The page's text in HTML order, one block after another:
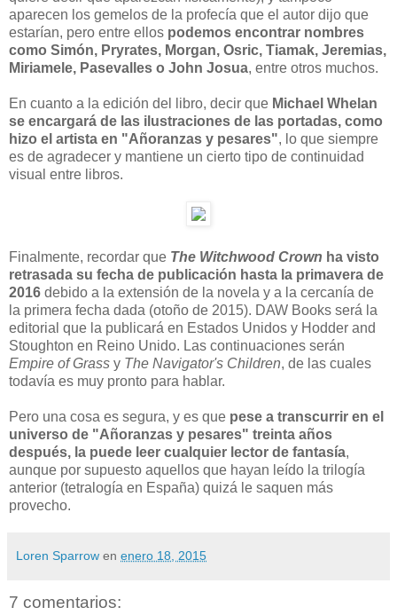
aparecen los gemelos de la profecía que el autor dijo que
estarían, pero entre ellos podemos encontrar nombres
como Simón, Pryrates, Morgan, Osric, Tiamak, Jeremias,
Miriamele, Pasevalles o John Josua, entre otros muchos.
En cuanto a la edición del libro, decir que Michael Whelan
se encargará de las ilustraciones de las portadas, como
hizo el artista en "Añoranzas y pesares", lo que siempre
es de agradecer y mantiene un cierto tipo de continuidad
visual entre libros.
Finalmente, recordar que The Witchwood Crown ha visto
retrasada su fecha de publicación hasta la primavera de
2016 debido a la extensión de la novela y a la cercanía de
la primera fecha dada (otoño de 2015). DAW Books será la
editorial que la publicará en Estados Unidos y Hodder and
Stoughton en Reino Unido. Las continuaciones serán
Empire of Grass y The Navigator's Children, de las cuales
todavía es muy pronto para hablar.
Pero una cosa es segura, y es que pese a transcurrir en el
universo de "Añoranzas y pesares" treinta años
después, la puede leer cualquier lector de fantasía,
aunque por supuesto aquellos que hayan leído la trilogía
anterior (tetralogía en España) quizá le saquen más
provecho.
Loren Sparrow en enero 18, 2015
7 comentarios: